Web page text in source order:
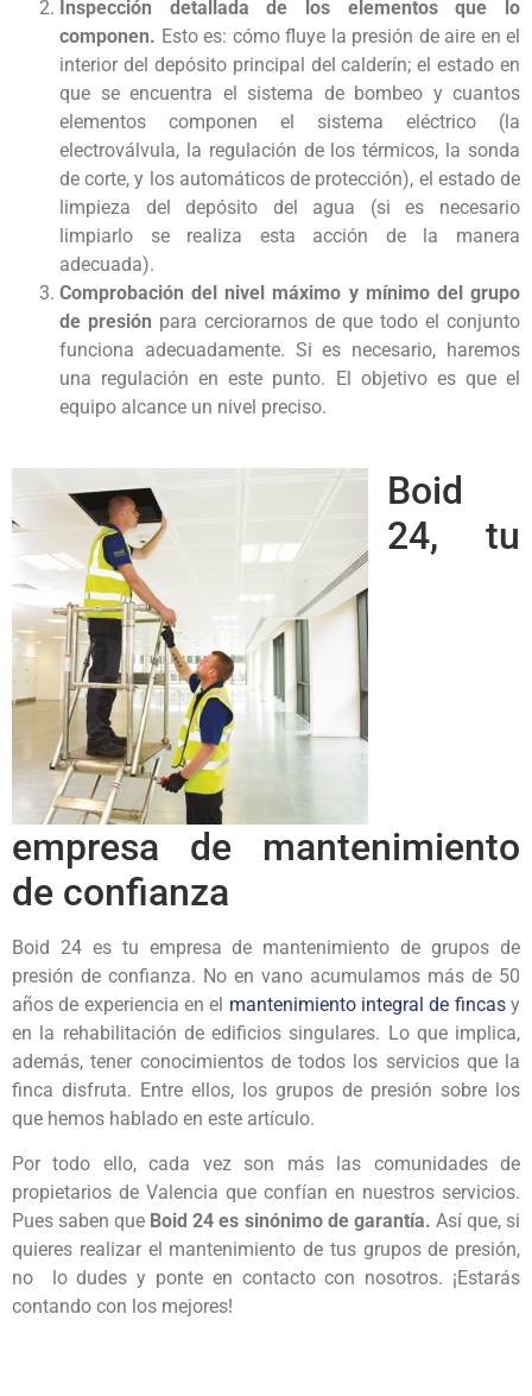
Inspección detallada de los elementos que lo
componen. Esto es: cómo fluye la presión de aire en el
interior del depósito principal del calderín; el estado en
que se encuentra el sistema de bombeo y cuantos
elementos componen el sistema eléctrico (la
electroválvula, la regulación de los térmicos, la sonda
de corte, y los automáticos de protección), el estado de
limpieza del depósito del agua (si es necesario
limpiarlo se realiza esta acción de la manera
adecuada).
Comprobación del nivel máximo y mínimo del grupo
de presión para cerciorarnos de que todo el conjunto
funciona adecuadamente. Si es necesario, haremos
una regulación en este punto. El objetivo es que el
equipo alcance un nivel preciso.
Boid
24, tu
empresa de mantenimiento
de confianza
Boid 24 es tu empresa de mantenimiento de grupos de
presión de confianza. No en vano acumulamos más de 50
años de experiencia en el mantenimiento integral de fincasy
en la rehabilitación de edificios singulares. Lo que implica,
además, tener conocimientos de todos los servicios que la
finca disfruta. Entre ellos, los grupos de presión sobre los
que hemos hablado en este artículo.
Por todo ello, cada vez son más las comunidades de
propietarios de Valencia que confían en nuestros servicios.
Pues saben que Boid 24 es sinónimo de garantía. Así que, si
quieres realizar el mantenimiento de tus grupos de presión,
no lo dudes y ponte en contacto con nosotros. ¡Estarás
contando con los mejores!